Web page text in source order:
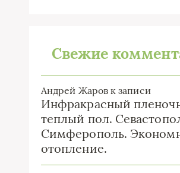
Свежие
Андрей Жаровк записи
Инфракрасный
теплый пол.
Симферополь.
отопление.